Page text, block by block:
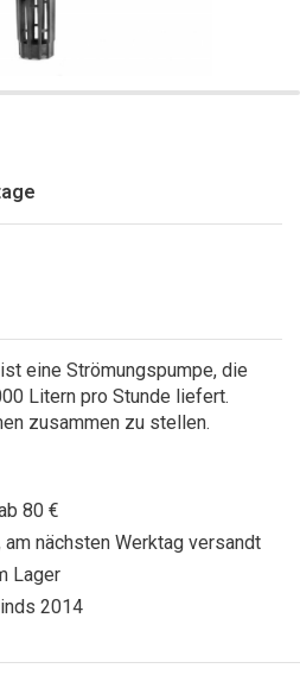
eine Strömungspumpe, die
Litern pro Stunde liefert.
zusammen zu stellen.
80 €
nächsten Werktag versandt
Lager
2014